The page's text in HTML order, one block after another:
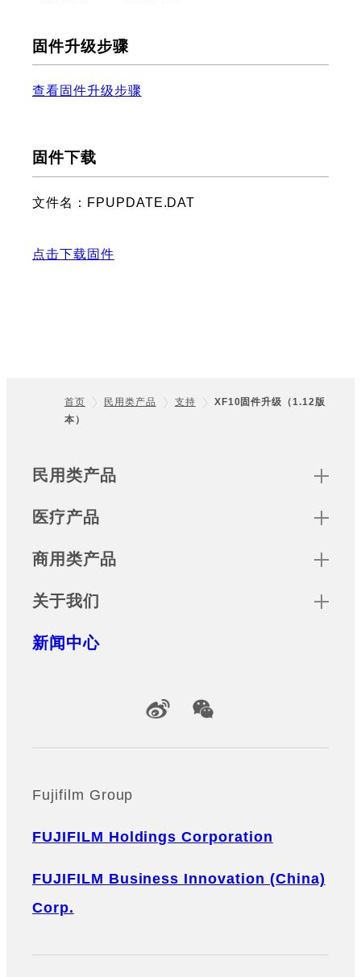
固件升级步骤
查看固件升级步骤
固件下载
文件名：FPUPDATE.DAT
点击下载固件
Footer
首页 民用类产品 支持
XF10固件升级（1.12版
本）
Sitemap
民用类产品
医疗产品
商用类产品
关于我们
新闻中心
Official Social Media Accounts
Fujifilm Group
FUJIFILM Holdings Corporation
FUJIFILM Business Innovation (China)
Corp.